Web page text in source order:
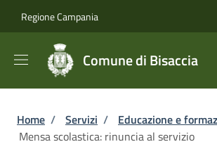
Regione Campania
Comune di Bisaccia
Briciole di pane
Home / Servizi / Educazione e
Mensa scolastica: rinuncia al servizio